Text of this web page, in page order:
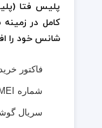
پلیس فتا
کامل در زمینه
شانس خود را
فاکتور
شماره IMEI (همه ۱۵ رقم)
سریال